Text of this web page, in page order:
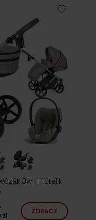
3w1 + fotelik
ZOBACZ